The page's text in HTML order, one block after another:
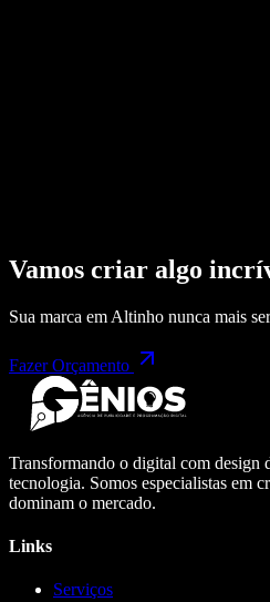
Vamos criar algo
Sua marca em Altinho nunca mais
Fazer Orçamento
Transformando o digital com design
tecnologia. Somos especialistas em
dominam o mercado.
Links
Serviços